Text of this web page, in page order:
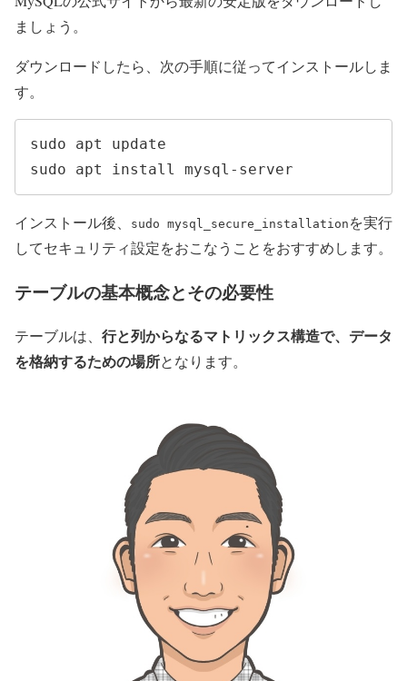
ましょう。
ダウンロードしたら、次の手順に従ってインストールしま
す。
sudo apt update
sudo apt install mysql-server
インストール後、 sudo mysql_secure_installation を実行
してセキュリティ設定をおこなうことをおすすめします。
テーブルの基本概念とその必要性
テーブルは、 行と列からなるマトリックス構造で、データ
を格納するための場所となります。